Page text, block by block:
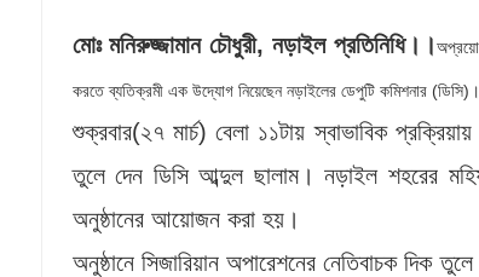
মোঃ মনিরুজ্জামান চৌধুরী, নড়াইল প্রতিনিধি।।
করতে ব্যতিক্রমী এক উদ্যোগ নিয়েছেন নড়াইলের ডেপুটি কমিশনার (ডিসি)।
শুক্রবার(২৭ মার্চ) বেলা ১১টায় স্বাভাবিক
তুলে দেন ডিসি আব্দুল ছালাম। নড়াইল শহরের
অনুষ্ঠানের আয়োজন করা হয়।
অনুষ্ঠানে সিজারিয়ান অপারেশনের নেতিবাচক দিক